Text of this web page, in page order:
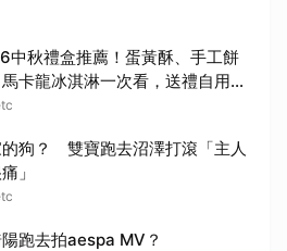
中秋禮盒推薦！蛋黃酥、手工餅
卡龍冰淇淋一次看，送禮自用都
狗？ 雙寶跑去沼澤打滾「主人
」
陽跑去拍aespa MV？